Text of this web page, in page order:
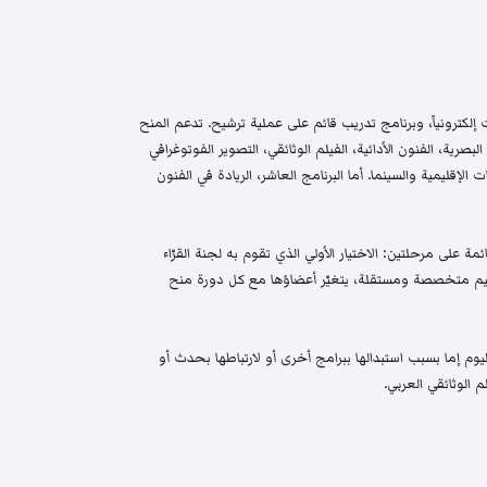
وبرنامج تدريب قائم على عملية ترشيح. تدعم المنح
الفنون الأدائية، الفيلم الوثائقي، التصوير الفوتوغرافي
والسينما. أما البرنامج العاشر، الريادة في الفنون
قائمة على مرحلتين: الاختيار الأولي الذي تقوم به لجنة القرّاء
متخصصة ومستقلة، يتغيّر أعضاؤها مع كل دورة منح
إما بسبب استبدالها ببرامج أخرى أو لارتباطها بحدث أو
الوثائقي العربي.